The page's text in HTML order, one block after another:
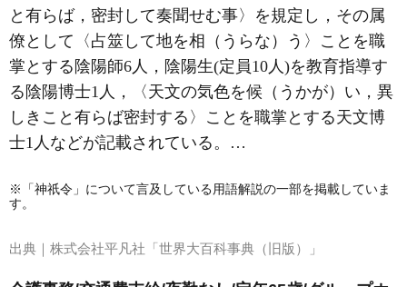
と有らば，密封して奏聞せむ事〉を規定し，その属
僚として〈占筮して地を相（うらな）う〉ことを職
掌とする陰陽師6人，陰陽生(定員10人)を教育指導す
る陰陽博士1人，〈天文の気色を候（うかが）い，異
しきこと有らば密封する〉ことを職掌とする天文博
士1人などが記載されている。…
※「神祇令」について言及している用語解説の一部を掲載していま
す。
出典｜ 株式会社平凡社「世界大百科事典（旧版）」